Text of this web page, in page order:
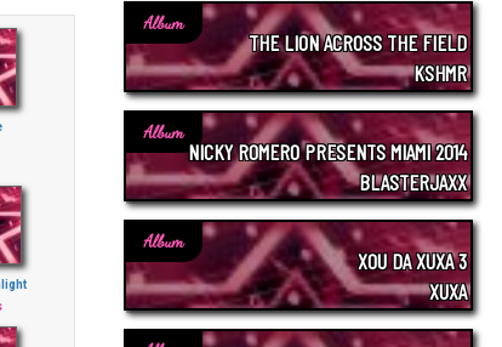
Album
THE LION ACROSS THE FIELD
KSHMR
Album
NICKY ROMERO PRESENTS MIAMI 2014
BLASTERJAXX
Album
XOU DA XUXA 3
XUXA